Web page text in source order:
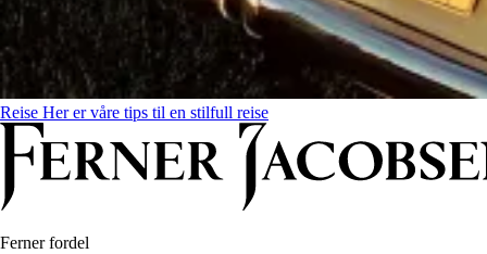
Reise Her er våre tips til en stilfull reise
Ferner fordel